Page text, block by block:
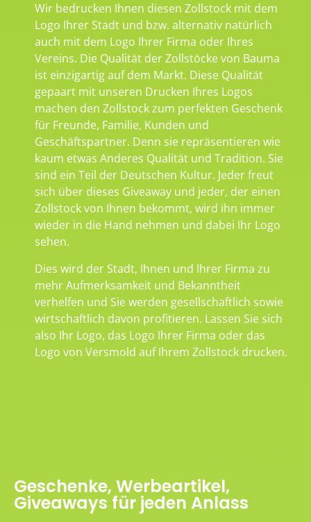
Wir bedrucken Ihnen diesen Zollstock mit dem
Logo Ihrer Stadt und bzw. alternativ natürlich
auch mit dem Logo Ihrer Firma oder Ihres
Vereins. Die Qualität der Zollstöcke von Bauma
ist einzigartig auf dem Markt. Diese Qualität
gepaart mit unseren Drucken Ihres Logos
machen den Zollstock zum perfekten Geschenk
für Freunde, Familie, Kunden und
Geschäftspartner. Denn sie repräsentieren wie
kaum etwas Anderes Qualität und Tradition. Sie
sind ein Teil der Deutschen Kultur. Jeder freut
sich über dieses Giveaway und jeder, der einen
Zollstock von Ihnen bekommt, wird ihn immer
wieder in die Hand nehmen und dabei Ihr Logo
sehen.
Dies wird der Stadt, Ihnen und Ihrer Firma zu
mehr Aufmerksamkeit und Bekanntheit
verhelfen und Sie werden gesellschaftlich sowie
wirtschaftlich davon profitieren. Lassen Sie sich
also Ihr Logo, das Logo Ihrer Firma oder das
Logo von Versmold auf Ihrem Zollstock drucken.
Geschenke, Werbeartikel,
Giveaways für jeden Anlass